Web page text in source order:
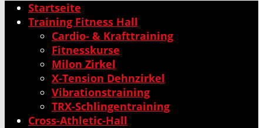
Startseite
Training Fitness Hall
Cardio- & Krafttraining
Fitnesskurse
Milon Zirkel
X-Tension Dehnzirkel
Vibrationstraining
TRX-Schlingentraining
Cross-Athletic-Hall